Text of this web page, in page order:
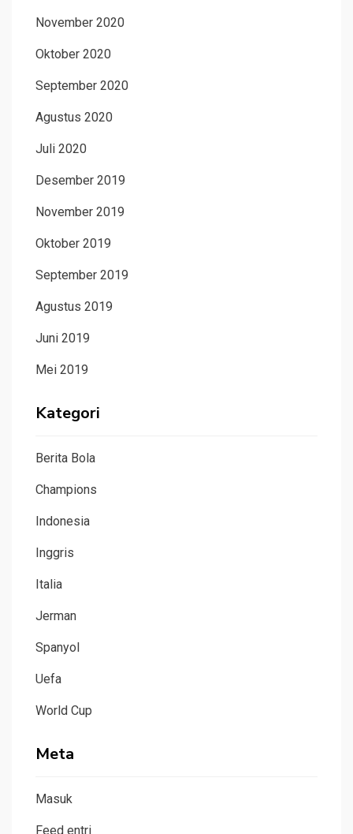
November 2020
Oktober 2020
September 2020
Agustus 2020
Juli 2020
Desember 2019
November 2019
Oktober 2019
September 2019
Agustus 2019
Juni 2019
Mei 2019
Kategori
Berita Bola
Champions
Indonesia
Inggris
Italia
Jerman
Spanyol
Uefa
World Cup
Meta
Masuk
Feed entri